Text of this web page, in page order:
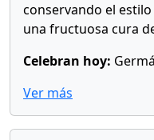
conservando el
una fructuosa cura
Celebran hoy:
Ver más